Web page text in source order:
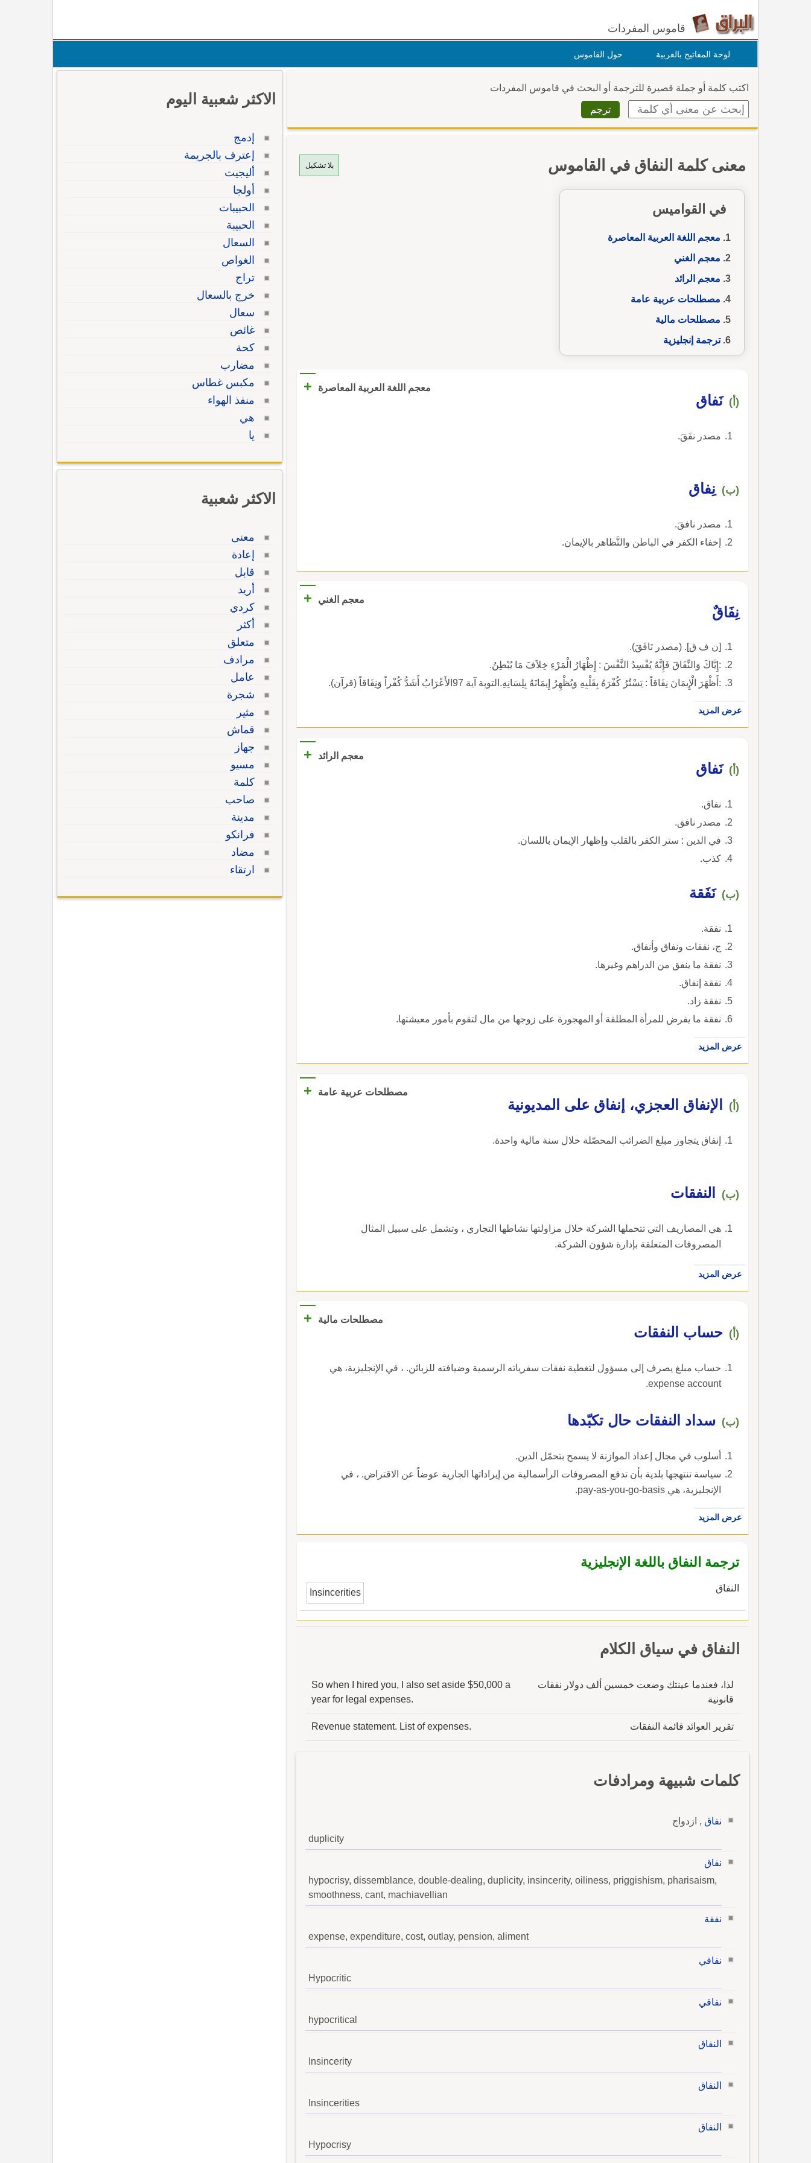
قاموس المفردات
لوحة المفاتيح بالعربية حول القاموس
اكتب كلمة أو جملة قصيرة للترجمة أو البحث في قاموس المفردات
بلا تشكيل معنى كلمة النفاق في القاموس
في القواميس
معجم اللغة العربية المعاصرة
معجم الغني
معجم الرائد
مصطلحات عربية عامة
مصطلحات مالية
ترجمة إنجليزية
معجم اللغة العربية المعاصرة +
(أ) نَفاق
مصدر نفَقَ.
(ب) نِفاق
مصدر نافقَ.
إخفاء الكفر في الباطن والتَّظاهر بالإيمان.
معجم الغني
+
نِفَاقٌ
[ن ف ق]. (مصدر نَافَقَ).
:إِيَّاكَ وَالنِّفَاقَ فَإِنَّهُ يُفْسِدُ النَّفْسَ : إِظْهَارُ الْمَرْءِ خِلاَفَ مَا يُبْطِنُ.
:أَظْهَرَ الْإِيمَانَ نِفَاقاً : يَسْتُرُ كُفْرَهُ بِقَلْبِهِ وَيُظْهِرُ إِيمَانَهُ بِلِسَانِهِ.التوبة آية 97الأَعْرَابُ أَشَدُّ كُفْراً وَنِفَاقاً (قرآن).
عرض المزيد
معجم الرائد +
(أ) نَفاق
نفاق.
مصدر نافق.
في الدين : ستر الكفر بالقلب وإظهار الإيمان باللسان.
كذب.
(ب) نَفَقة
نفقة.
ج، نفقات ونفاق وأنفاق.
نفقة ما ينفق من الدراهم وغيرها.
نفقة إنفاق.
نفقة زاد.
نفقة ما يفرض للمرأة المطلقة أو المهجورة على زوجها من مال لتقوم بأمور معيشتها.
عرض المزيد
مصطلحات عربية عامة +
(أ) الإنفاق العجزي، إنفاق على المديونية
إنفاق يتجاوز مبلغ الضرائب المحصّلة خلال سنة مالية واحدة.
(ب) النفقات
هي المصاريف التي تتحملها الشركة خلال مزاولتها نشاطها التجاري ، وتشمل على سبيل المثال
المصروفات المتعلقة بإدارة شؤون الشركة.
عرض المزيد
مصطلحات مالية +
(أ) حساب النفقات
حساب مبلغ يصرف إلى مسؤول لتغطية نفقات سفرياته الرسمية وضيافته للزبائن. ، في الإنجليزية، هي
expense account.
(ب) سداد النفقات حال تكبّدها
أسلوب في مجال إعداد الموازنة لا يسمح بتحمّل الدين.
سياسة تنتهجها بلدية بأن تدفع المصروفات الرأسمالية من إيراداتها الجارية عوضاً عن الاقتراض. ، في
الإنجليزية، هي pay-as-you-go-basis.
عرض المزيد
ترجمة النفاق باللغة الإنجليزية
النفاق Insincerities
النفاق في سياق الكلام
لذا، فعندما عينتك وضعت خمسين ألف دولار نفقات
قانونية
So when I hired you, I also set aside $50,000 a
year for legal expenses.
تقرير العوائد قائمة النفقات Revenue statement. List of expenses.
كلمات شبيهة ومرادفات
نفاق , ازدواج
duplicity
نفاق
hypocrisy, dissemblance, double-dealing, duplicity, insincerity, oiliness, priggishism, pharisaism,
smoothness, cant, machiavellian
نفقة
expense, expenditure, cost, outlay, pension, aliment
نفاقي
Hypocritic
نفاقي
hypocritical
النفاق
Insincerity
النفاق
Insincerities
النفاق
Hypocrisy
الاكثر شعبية اليوم
إدمج
إعترف بالجريمة
أليجيت
أولجا
الحبيبات
الحبيبة
السعال
الغواص
تراج
خرج بالسعال
سعال
غائص
كحة
مضارب
مكبس غطاس
منفذ الهواء
هي
يا
الاكثر شعبية
معنى
إعادة
قابل
أريد
كردي
أكثر
متعلق
مرادف
عامل
شجرة
مثير
قماش
جهاز
مسيو
كلمة
صاحب
مدينة
فرانكو
مضاد
ارتقاء